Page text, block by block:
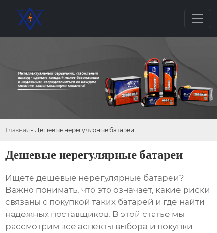
Главная - Дешевые нерегулярные батареи
Дешевые нерегулярные батареи
Ищетедешевые нерегулярные батареи?
Важно понимать, что это означает, какие риски
связаны с покупкой таких батарей и где найти
надежных поставщиков. В этой статье мы
рассмотрим все аспекты выбора и покупки